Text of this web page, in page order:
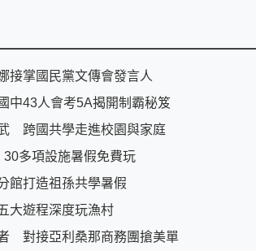
接掌國民黨文傳會發言人
中43人會考5A揭開制霸秘笈
跨國共學走進校園與家庭
多項設施暑假免費玩
館打造祖孫共學暑假
大遊程深度玩漁村
對接亞利桑那商務團搶美單